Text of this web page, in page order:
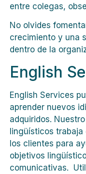
entre colegas,
No olvides
crecimiento y una
dentro de la
English
English Services
aprender nuevos
adquiridos.
lingüísticos
los clientes para
objetivos
comunicativas.